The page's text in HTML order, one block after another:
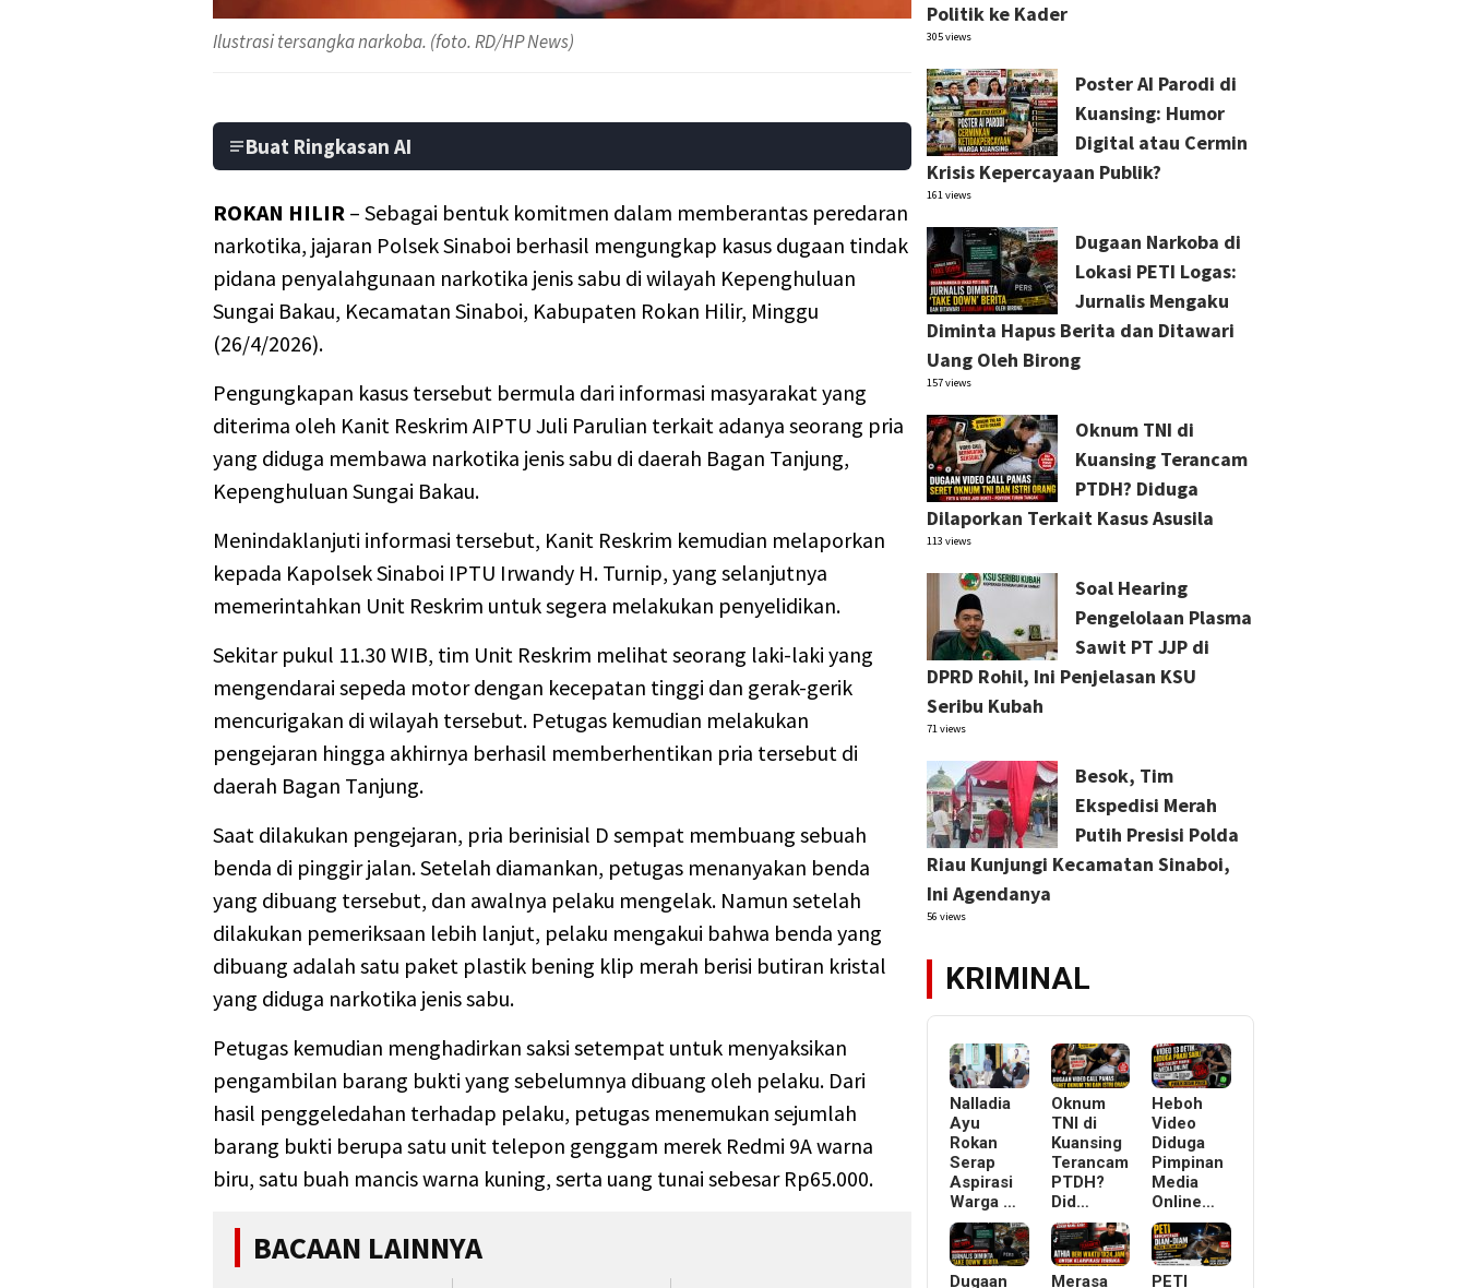
Ilustrasi tersangka narkoba. (foto. RD/HP News)
Buat Ringkasan AI
ROKAN HILIR – Sebagai bentuk komitmen dalam memberantas peredaran
narkotika, jajaran Polsek Sinaboi berhasil mengungkap kasus dugaan tindak
pidana penyalahgunaan narkotika jenis sabu di wilayah Kepenghuluan
Sungai Bakau, Kecamatan Sinaboi, Kabupaten Rokan Hilir, Minggu
(26/4/2026).
Pengungkapan kasus tersebut bermula dari informasi masyarakat yang
diterima oleh Kanit Reskrim AIPTU Juli Parulian terkait adanya seorang pria
yang diduga membawa narkotika jenis sabu di daerah Bagan Tanjung,
Kepenghuluan Sungai Bakau.
Menindaklanjuti informasi tersebut, Kanit Reskrim kemudian melaporkan
kepada Kapolsek Sinaboi IPTU Irwandy H. Turnip, yang selanjutnya
memerintahkan Unit Reskrim untuk segera melakukan penyelidikan.
Sekitar pukul 11.30 WIB, tim Unit Reskrim melihat seorang laki-laki yang
mengendarai sepeda motor dengan kecepatan tinggi dan gerak-gerik
mencurigakan di wilayah tersebut. Petugas kemudian melakukan
pengejaran hingga akhirnya berhasil memberhentikan pria tersebut di
daerah Bagan Tanjung.
Saat dilakukan pengejaran, pria berinisial D sempat membuang sebuah
benda di pinggir jalan. Setelah diamankan, petugas menanyakan benda
yang dibuang tersebut, dan awalnya pelaku mengelak. Namun setelah
dilakukan pemeriksaan lebih lanjut, pelaku mengakui bahwa benda yang
dibuang adalah satu paket plastik bening klip merah berisi butiran kristal
yang diduga narkotika jenis sabu.
Petugas kemudian menghadirkan saksi setempat untuk menyaksikan
pengambilan barang bukti yang sebelumnya dibuang oleh pelaku. Dari
hasil penggeledahan terhadap pelaku, petugas menemukan sejumlah
barang bukti berupa satu unit telepon genggam merek Redmi 9A warna
biru, satu buah mancis warna kuning, serta uang tunai sebesar Rp65.000.
BACAAN LAINNYA
Politik ke Kader
305 views
Poster AI Parodi di
Kuansing: Humor
Digital atau Cermin
Krisis Kepercayaan Publik?
161 views
Dugaan Narkoba di
Lokasi PETI Logas:
Jurnalis Mengaku
Diminta Hapus Berita dan Ditawari
Uang Oleh Birong
157 views
Oknum TNI di
Kuansing Terancam
PTDH? Diduga
Dilaporkan Terkait Kasus Asusila
113 views
Soal Hearing
Pengelolaan Plasma
Sawit PT JJP di
DPRD Rohil, Ini Penjelasan KSU
Seribu Kubah
71 views
Besok, Tim
Ekspedisi Merah
Putih Presisi Polda
Riau Kunjungi Kecamatan Sinaboi,
Ini Agendanya
56 views
KRIMINAL
Nalladia
Ayu
Rokan
Serap
Aspirasi
Warga …
Oknum
TNI di
Kuansing
Terancam
PTDH?
Did…
Heboh
Video
Diduga
Pimpinan
Media
Online…
Dugaan
Merasa
PETI